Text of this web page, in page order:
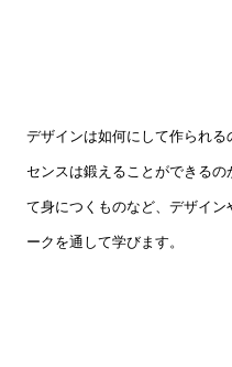
デザインは如何にして作られる
センスは鍛えることができる
て身につくものなど、デザイン
ークを通して学びます。